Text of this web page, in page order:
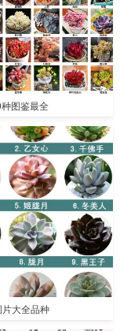
图鉴最全
大全品种